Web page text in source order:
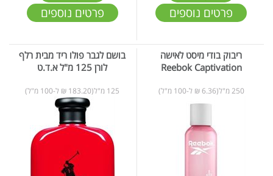
פרטים נוספים פרטים נוספים
ריבוק בודי מיסט לאישה
Reebok Captivation
250 מ"ל(6.36 ₪ ל-100 מ"ל)
בושם לגבר פולו ריד מבית רלף
לורן 125 מ"ל א.ד.ט
125 מ"ל(183.20 ₪ ל-100 מ"ל)